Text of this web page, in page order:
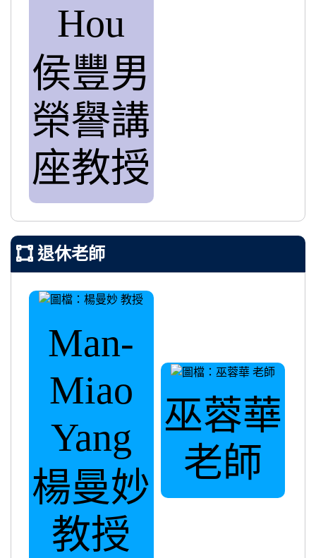
Hou
侯豐男
榮譽講
座教授
退休老師
Man-
Miao
Yang
楊曼妙
教授
巫蓉華
老師